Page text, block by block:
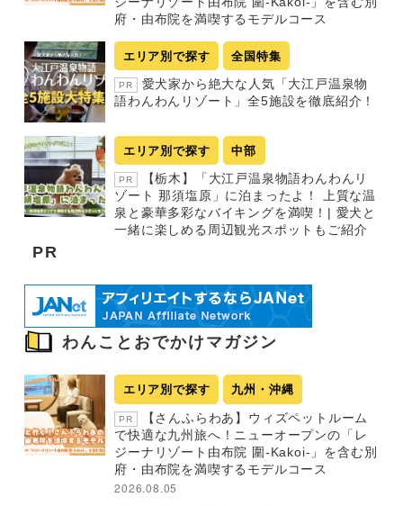
府・由布院を満喫するモデルコース
エリア別で探す 全国特集
PR
愛犬家から絶大な人気「大江戸温泉物
語わんわんリゾート」全5施設を徹底紹介！
エリア別で探す 中部
PR
【栃木】「大江戸温泉物語わんわんリ
ゾート 那須塩原」に泊まったよ！ 上質な温
泉と豪華多彩なバイキングを満喫！| 愛犬と
一緒に楽しめる周辺観光スポットもご紹介
PR
わんことおでかけマガジン
エリア別で探す 九州・沖縄
PR
【さんふらわあ】ウィズペットルーム
で快適な九州旅へ！ニューオープンの「レ
ジーナリゾート由布院 圍-Kakoi-」を含む別
府・由布院を満喫するモデルコース
2026.08.05